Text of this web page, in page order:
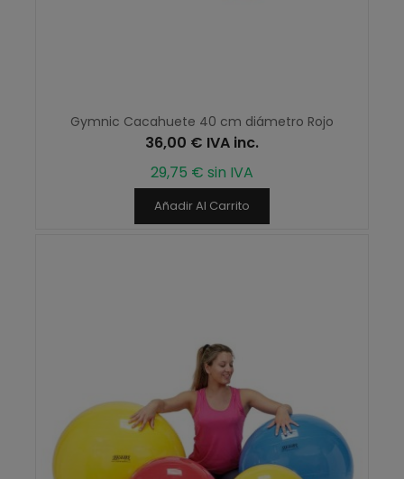
Gymnic Cacahuete 40 cm diámetro Rojo
36,00 € IVA inc.
29,75 € sin IVA
Añadir Al Carrito